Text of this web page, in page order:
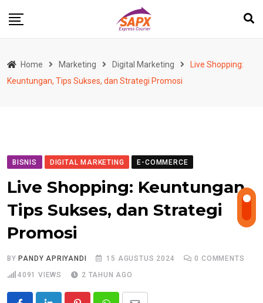
Home Marketing Digital Marketing
Live Shopping:
Keuntungan, Tips Sukses, dan Strategi Promosi
BISNIS DIGITAL MARKETING E-COMMERCE
Live Shopping: Keuntungan,
Tips Sukses, dan Strategi
Promosi
BY PANDY APRIYANDI 15 AGUSTUS 2024 0 COMMENTS
4091
VIEWS 2 TAHUN AGO